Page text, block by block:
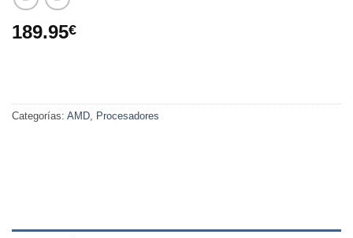
189.95€
Categorías: AMD, Procesadores